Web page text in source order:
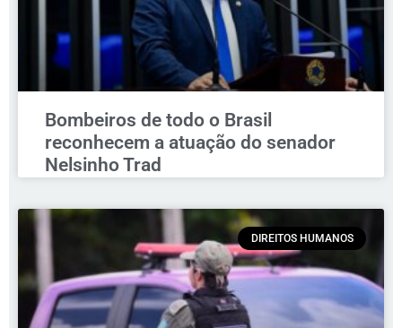
Bombeiros de todo o Brasil
reconhecem a atuação do senador
Nelsinho Trad
DIREITOS HUMANOS